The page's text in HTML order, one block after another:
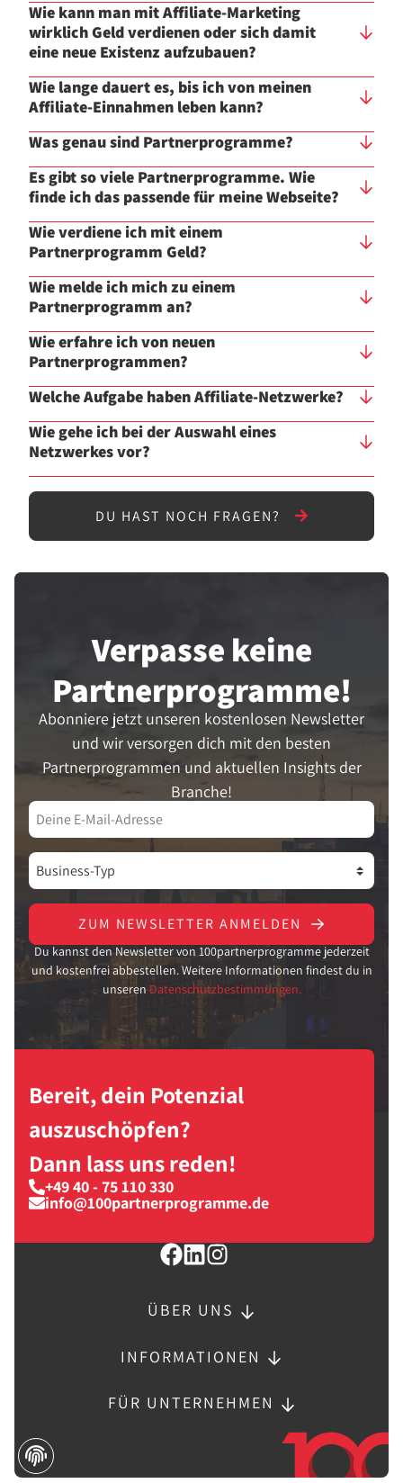
Wie kann man mit Affiliate-Marketing
wirklich Geld verdienen oder sich damit
eine neue Existenz aufzubauen?
Wie lange dauert es, bis ich von meinen
Affiliate-Einnahmen leben kann?
Was genau sind Partnerprogramme?
Es gibt so viele Partnerprogramme. Wie
finde ich das passende für meine Webseite?
Wie verdiene ich mit einem
Partnerprogramm Geld?
Wie melde ich mich zu einem
Partnerprogramm an?
Wie erfahre ich von neuen
Partnerprogrammen?
Welche Aufgabe haben Affiliate-Netzwerke?
Wie gehe ich bei der Auswahl eines
Netzwerkes vor?
DU HAST NOCH FRAGEN?
Verpasse keine
Partner­programme!
Abonniere jetzt unseren kostenlosen Newsletter
und wir versorgen dich mit den besten
Partnerprogrammen und aktuellen Insights der
Branche!
ZUM NEWSLETTER ANMELDEN
Du kannst den Newsletter von 100partnerprogramme jederzeit
und kostenfrei abbestellen. Weitere Informationen findest du in
unseren Datenschutzbestimmungen.
Bereit, dein Potenzial
auszuschöpfen?
Dann lass uns reden!
+49 40 - 75 110 330
info@100partnerprogramme.de
ÜBER UNS
INFORMATIONEN
FÜR UNTERNEHMEN